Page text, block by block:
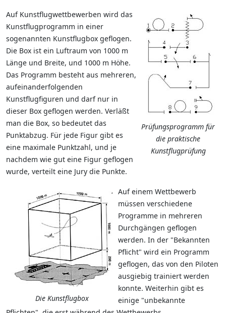
Prüfungsprogramm für
die praktische
Kunstflugprüfung
Auf Kunstflugwettbewerben wird das
Kunstflugprogramm in einer
sogenannten Kunstflugbox geflogen.
Die Box ist ein Luftraum von 1000 m
Länge und Breite, und 1000 m Höhe.
Das Programm besteht aus mehreren,
aufeinanderfolgenden
Kunstflugfiguren und darf nur in
dieser Box geflogen werden. Verläßt
man die Box, so bedeutet das
Punktabzug. Für jede Figur gibt es
eine maximale Punktzahl, und je
nachdem wie gut eine Figur geflogen
wurde, verteilt eine Jury die Punkte.
Die Kunstflugbox
Auf einem Wettbewerb
müssen verschiedene
Programme in mehreren
Durchgängen geflogen
werden. In der "Bekannten
Pflicht" wird ein Programm
geflogen, das von den Piloten
ausgiebig trainiert werden
konnte. Weiterhin gibt es
einige "unbekannte